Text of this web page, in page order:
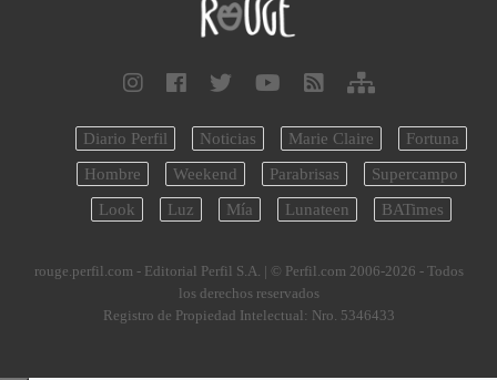
Diario Perfil Noticias Marie Claire
Fortuna
Hombre
Weekend Parabrisas
Supercampo
Look
Luz Mía Lunateen BATimes
rouge.perfil.com - Editorial Perfil S.A. | © Perfil.com 2006-2026 - Todos
los derechos reservados
Registro de Propiedad Intelectual: Nro. 5346433